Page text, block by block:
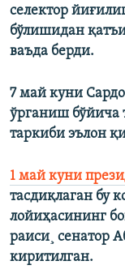
селектор
бўлишидан
ваъда берди.
7 май куни
ўрганиш бўйича
таркиби эълон
1 май куни
тасдиқлаган бу
лойиҳасининг
раиси¸ сенатор
киритилган.